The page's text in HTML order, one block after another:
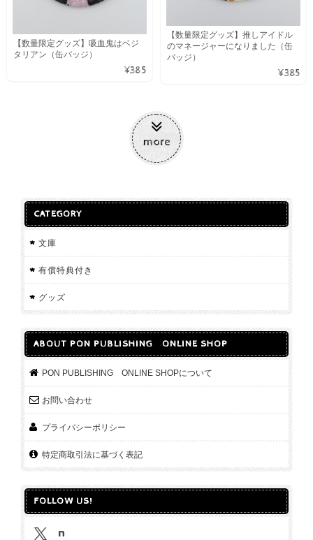
【数量限定グッズ】吸血鬼はベジ
タリアン（缶バッジ）
¥385
【数量限定グッズ】推しアイドル
のマネージャーになりました（缶
バッジ）
¥385
more
CATEGORY
文庫
有償特典付き
グッズ
ABOUT PON PUBLISHING ONLINE SHOP
PON PUBLISHING ONLINE SHOPについて
お問い合わせ
プライバシーポリシー
特定商取引法に基づく表記
FOLLOW US!